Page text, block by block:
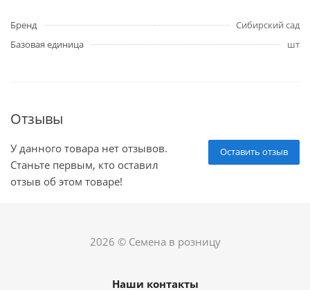
Бренд
Сибирский сад
Базовая единица
шт
Отзывы
Оставить отзыв
У данного товара нет отзывов.
Станьте первым, кто оставил
отзыв об этом товаре!
2026 © Семена в розницу
Наши контакты